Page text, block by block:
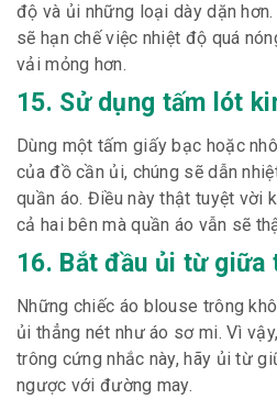
độ và ủi những loại dày dặn
sẽ hạn chế việc nhiệt độ quá
vải mỏng hơn.
15. Sử dụng tấm lót
Dùng một tấm giấy bạc hoặc
của đồ cần ủi, chúng sẽ dẫn
quần áo. Điều này thật tuyệt vời
cả hai bên mà quần áo vẫn sẽ
16. Bắt đầu ủi từ giữa
Những chiếc áo blouse trông
ủi thẳng nét như áo sơ mi. Vì
trông cứng nhắc này, hãy ủi từ
ngược với đường may.